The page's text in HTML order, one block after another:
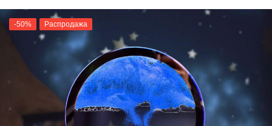
-50% Распродажа